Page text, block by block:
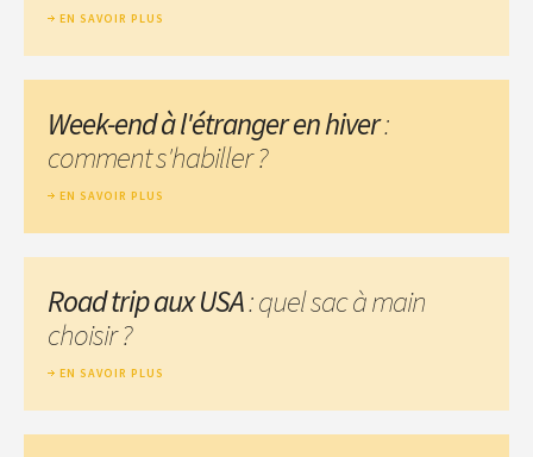
EN SAVOIR PLUS
Week-end à l'étranger en hiver:
comment s'habiller ?
EN SAVOIR PLUS
Road trip aux USA: quel sac à main
choisir ?
EN SAVOIR PLUS